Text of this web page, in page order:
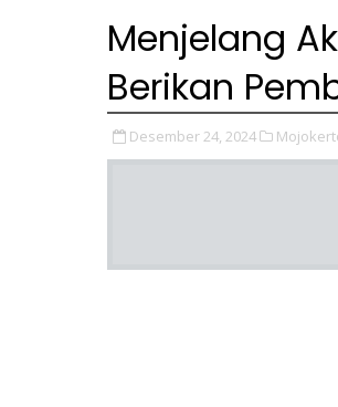
Menjelang
Berikan
Desember 24, 2024